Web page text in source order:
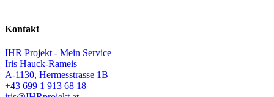
Kontakt
IHR Projekt - Mein Service
Iris Hauck-Rameis
A-1130, Hermesstrasse 1B
+43 699 1 913 68 18